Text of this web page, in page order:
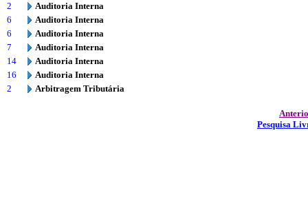
2
Auditoria Interna
6
Auditoria Interna
6
Auditoria Interna
7
Auditoria Interna
14
Auditoria Interna
16
Auditoria Interna
2
Arbitragem Tributária
Pesquisa